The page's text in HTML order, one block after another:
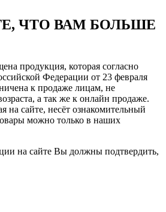
ЧТО ВАМ БОЛЬШЕ
продукция, которая согласно
Федерации от 23 февраля
к продаже лицам, не
а так же к онлайн продаже.
на сайте, несёт ознакомительный
можно только в наших
на сайте Вы должны подтвердить,